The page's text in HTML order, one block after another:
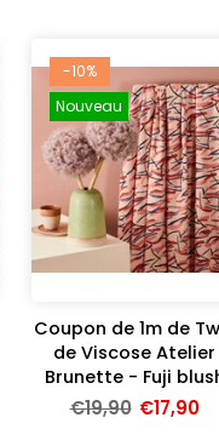
-10%
Nouveau
Coupon de 1m de
de Viscose Atelier
Brunette - Fuji
€19,90 €17,90